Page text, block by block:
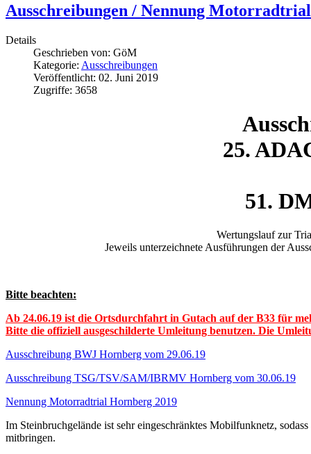
Ausschreibungen / Nennung
Details
Geschrieben von: GöM
Kategorie: Ausschreibungen
Veröffentlicht: 02. Juni 2019
Zugriffe: 3658
25.
51.
Wertungslauf zur
Jeweils unterzeichnete Ausführungen der
Bitte beachten:
Ab 24.06.19 ist die Ortsdurchfahrt in Gutach auf der B33 für
Bitte die offiziell ausgeschilderte Umleitung benutzen. Die
Ausschreibung BWJ Hornberg vom 29.06.19
Ausschreibung TSG/TSV/SAM/IBRMV Hornberg vom 30.06.19
Nennung Motorradtrial Hornberg 2019
Im Steinbruchgelände ist sehr eingeschränktes Mobilfunknetz,
mitbringen.